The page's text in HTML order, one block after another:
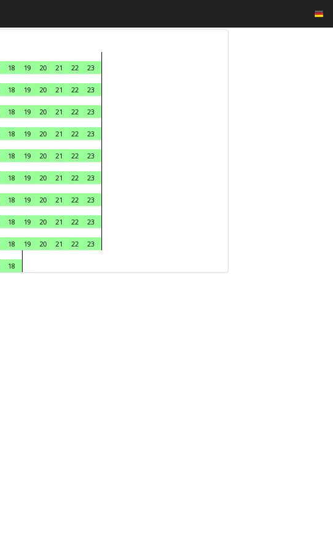
18 19 20 21 22
23
18 19 20 21 22
23
18 19 20 21 22
23
18 19 20 21 22
23
18 19 20 21 22
23
18 19 20 21 22
23
18 19 20 21 22
23
18 19 20 21 22
23
18 19 20 21 22
23
18